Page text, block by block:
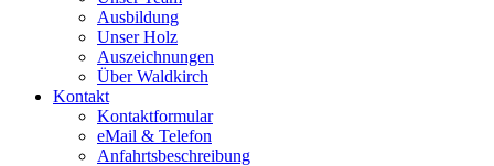
Ausbildung
Unser Holz
Auszeichnungen
Über Waldkirch
Kontakt
Kontaktformular
eMail & Telefon
Anfahrtsbeschreibung